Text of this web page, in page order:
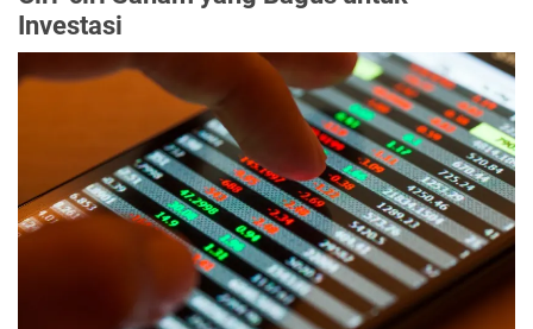
Investasi